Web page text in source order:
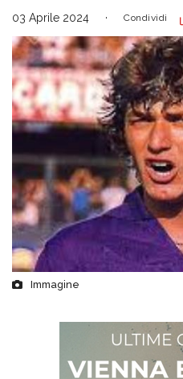
03 Aprile 2024 Condividi
Immagine